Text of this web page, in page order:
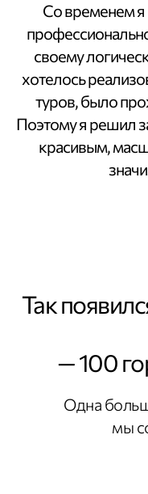
Со временем я
своему
хотелось
туров, было
Поэтому я решил
красивым,
Так
— 100
Одна
мы
О проекте